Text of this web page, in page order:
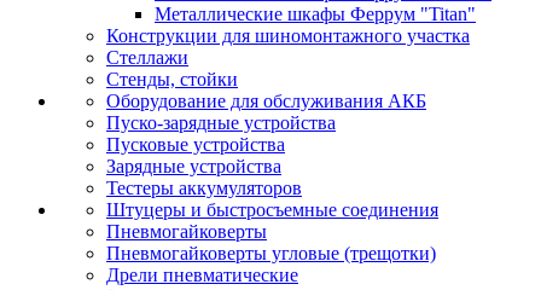
Металлические шкафы Феррум "Titan"
Конструкции для шиномонтажного участка
Стеллажи
Стенды, стойки
Оборудование для обслуживания АКБ
Пуско-зарядные устройства
Пусковые устройства
Зарядные устройства
Тестеры аккумуляторов
Штуцеры и быстросъемные соединения
Пневмогайковерты
Пневмогайковерты угловые (трещотки)
Дрели пневматические